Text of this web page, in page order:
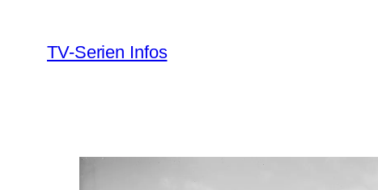
Inhalt
springen
TV-Serien Infos